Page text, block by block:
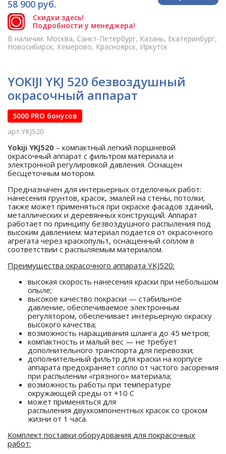
58 900 руб.
Скидки здесь!
Подробности у менеджера!
В наличии: Москва, Санкт-Петербург, Казань, Екатеринбург,
Новосибирск, Кемерово, Красноярск, Иркутск
YOKIJI YKJ 520 безвоздушный
окрасочный аппарат
5000 PRO бонусов
арт.YKJ520
Yokiji YKJ520 – компактный легкий поршневой
окрасочный аппарат с фильтром материала и
электронной регулировкой давления. Оснащен
бесщеточным мотором.
Предназначен для интерьерных отделочных работ:
нанесения грунтов, красок, эмалей на стены, потолки;
также может применяться при окраске фасадов зданий,
металлических и деревянных конструкций. Аппарат
работает по принципу безвоздушного распыления под
высоким давлением: материал подается от окрасочного
агрегата через краскопульт, оснащенный соплом в
соответствии с распыляемым материалом.
Преимущества окрасочного аппарата YKJ520:
высокая скорость нанесения краски при небольшом
опыле;
высокое качество покраски — стабильное
давление, обеспечиваемое электронным
регулятором, обеспечивает интерьерную окраску
высокого качества;
возможность наращивания шланга до 45 метров;
компактность и малый вес — не требует
дополнительного транспорта для перевозки;
дополнительный фильтр для краски на корпусе
аппарата предохраняет сопло от частого засорения
при распылении «грязного» материала;
возможность работы при температуре
окружающей среды от +10 С
может применяться для
распыления двухкомпонентных красок со сроком
жизни от 1 часа.
Комплект поставки оборудования для покрасочных
работ: